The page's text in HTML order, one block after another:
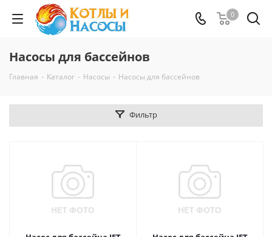
0
Насосы для бассейнов
Главная - Каталог - Насосы - Насосы для бассейнов
Фильтр